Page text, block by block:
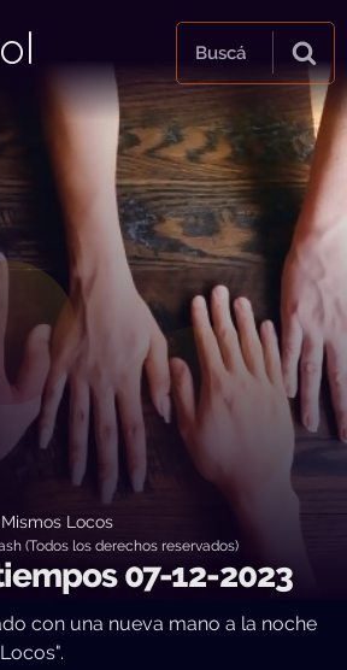
Buscá
Locos
(Todos los derechos reservados)
07-12-2023
con una nueva mano a la noche